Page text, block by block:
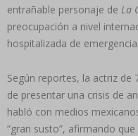
entrañable personaje de La
preocupación a nivel
hospitalizada de
Según reportes, la actriz de
de presentar una crisis de
habló con medios
“gran susto”, afirmando